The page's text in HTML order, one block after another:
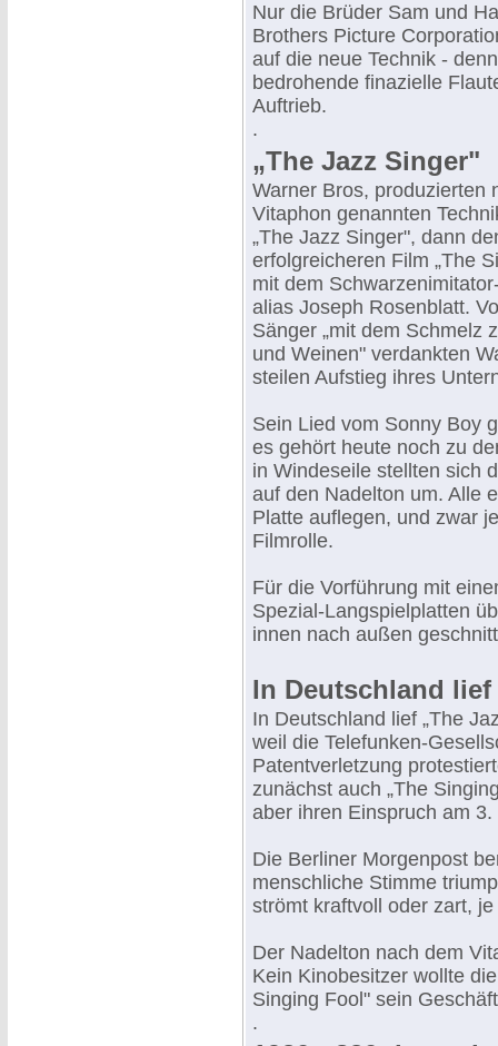
Nur die Brüder Sam und
Brothers Picture
auf die neue Technik -
bedrohende finazielle
Auftrieb.
.
„The Jazz Singer"
Warner Bros, produzierten
Vitaphon genannten
„The Jazz Singer", dann
erfolgreicheren Film „The
mit dem
alias Joseph Rosenblatt.
Sänger „mit dem Schmelz
und Weinen" verdankten
steilen Aufstieg ihres
Sein Lied vom Sonny Boy
es gehört heute noch zu
in Windeseile stellten sich
auf den Nadelton um. Alle
Platte auflegen, und zwar
Filmrolle.
Für die Vorführung mit
Spezial-Langspielplatten
innen nach außen
In Deutschland
In Deutschland lief „The
weil die Telefunken-
Patentverletzung
zunächst auch „The
aber ihren Einspruch am
Die Berliner Morgenpost
menschliche Stimme
strömt kraftvoll oder zart,
Der Nadelton nach dem
Kein Kinobesitzer wollte
Singing Fool" sein
.